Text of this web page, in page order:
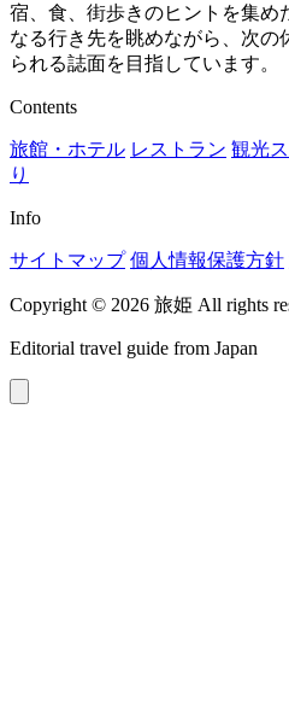
宿、食、街歩きのヒントを集め
なる行き先を眺めながら、次の
られる誌面を目指しています。
Contents
旅館・ホテル レストラン 観光
り
Info
サイトマップ 個人情報保護方針
Copyright © 2026 旅姫 All rights
Editorial travel guide from Japan